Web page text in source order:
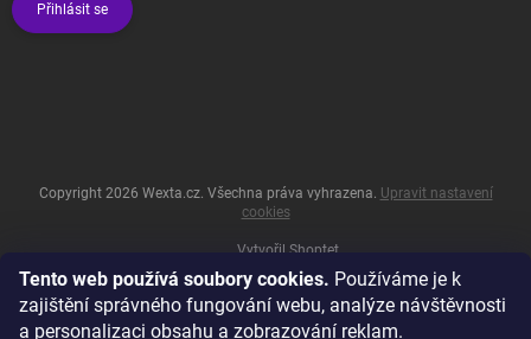
Tento web používá soubory cookies. Používáme je k
zajištění správného fungování webu, analýze návštěvnosti
a personalizaci obsahu a zobrazování reklam.
Přihlásit se
Vytvořil Shoptet
Copyright 2026 Wexta.cz. Všechna práva vyhrazena. Upravit nastavení
cookies